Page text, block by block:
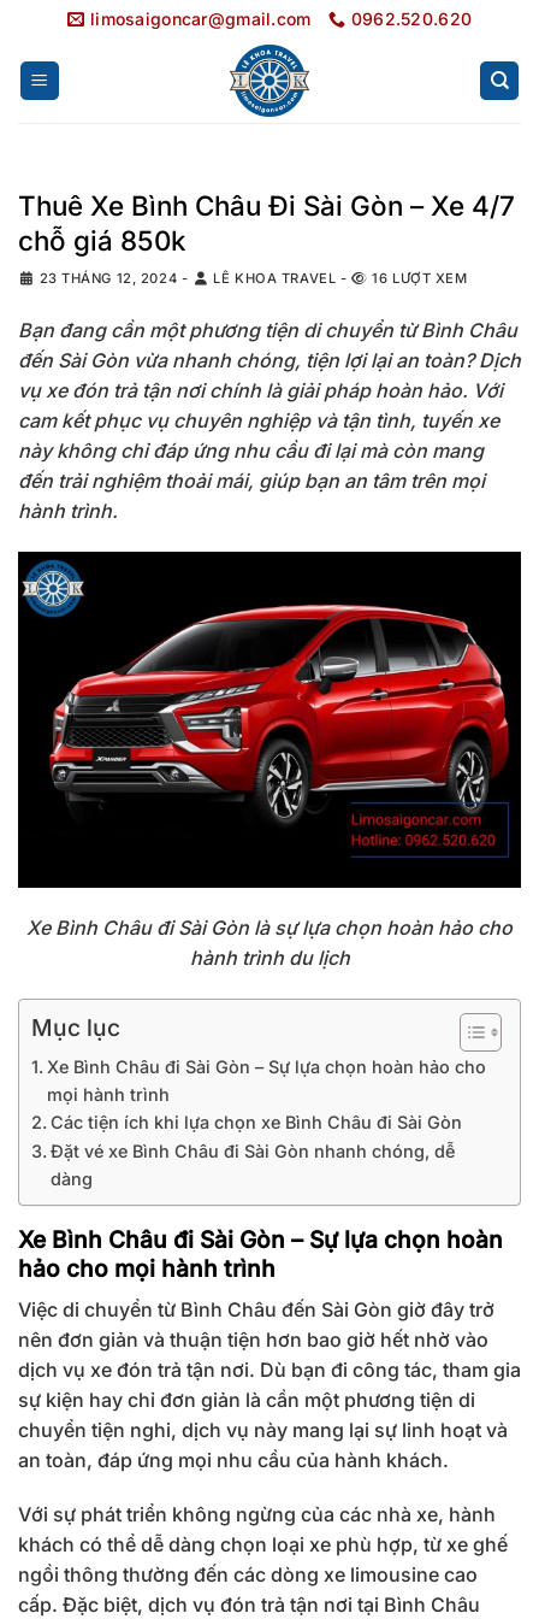
nội
dung
limosaigoncar@gmail.com 0962.520.620
Thuê Xe Bình Châu Đi Sài Gòn – Xe 4/7
chỗ giá 850k
23 THÁNG 12, 2024 - LÊ KHOA TRAVEL - 16 LƯỢT XEM
Bạn đang cần một phương tiện di chuyển từ Bình Châu
đến Sài Gòn vừa nhanh chóng, tiện lợi lại an toàn? Dịch
vụ xe đón trả tận nơi chính là giải pháp hoàn hảo. Với
cam kết phục vụ chuyên nghiệp và tận tình, tuyến xe
này không chỉ đáp ứng nhu cầu đi lại mà còn mang
đến trải nghiệm thoải mái, giúp bạn an tâm trên mọi
hành trình.
Xe Bình Châu đi Sài Gòn là sự lựa chọn hoàn hảo cho
hành trình du lịch
Mục lục
Xe Bình Châu đi Sài Gòn – Sự lựa chọn hoàn hảo cho
mọi hành trình
Các tiện ích khi lựa chọn xe Bình Châu đi Sài Gòn
Đặt vé xe Bình Châu đi Sài Gòn nhanh chóng, dễ
dàng
Xe Bình Châu đi Sài Gòn – Sự lựa chọn hoàn
hảo cho mọi hành trình
Việc di chuyển từ Bình Châu đến Sài Gòn giờ đây trở
nên đơn giản và thuận tiện hơn bao giờ hết nhờ vào
dịch vụ xe đón trả tận nơi. Dù bạn đi công tác, tham gia
sự kiện hay chỉ đơn giản là cần một phương tiện di
chuyển tiện nghi, dịch vụ này mang lại sự linh hoạt và
an toàn, đáp ứng mọi nhu cầu của hành khách.
Với sự phát triển không ngừng của các nhà xe, hành
khách có thể dễ dàng chọn loại xe phù hợp, từ xe ghế
ngồi thông thường đến các dòng xe limousine cao
cấp. Đặc biệt, dịch vụ đón trả tận nơi tại Bình Châu